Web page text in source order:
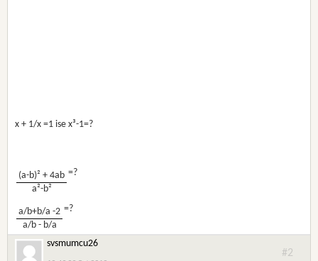
x + 1/x =1 ise x³-1=?
(a-b)² + 4ab
a²-b²
=?
a/b+b/a -2
a/b - b/a
=?
svsmumcu26
#2